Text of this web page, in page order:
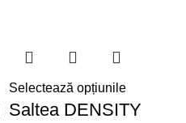
Selectează opțiunile
Saltea DENSITY